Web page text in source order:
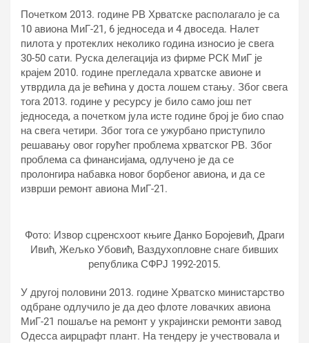
Почетком 2013. године РВ Хрватске располагало је са
10 авиона МиГ-21, 6 једноседа и 4 двоседа. Налет
пилота у протеклих неколико година износио је свега
30-50 сати. Руска делегација из фирме РСК МиГ је
крајем 2010. године прегледала хрватске авионе и
утврдила да је већина у доста лошем стању. Због свега
тога 2013. године у ресурсу је било само још пет
једноседа, а почетком јула исте године број је био спао
на свега четири. Због тога се ужурбано приступило
решавању овог горућег проблема хрватског РВ. Због
проблема са финансијама, одлучено је да се
пролонгира набавка новог борбеног авиона, и да се
изврши ремонт авиона МиГ-21.
Фото: Извор сцренсхоот књиге Данко Боројевић, Драги
Ивић, Жељко Убовић, Ваздухопловне снаге бивших
република СФРЈ 1992-2015.
У другој половини 2013. године Хрватско министарство
одбране одлучило је да део флоте ловачких авиона
МиГ-21 пошаље на ремонт у украјински ремонти завод
Одесса аирцрафт плант. На тендеру је учествовала и